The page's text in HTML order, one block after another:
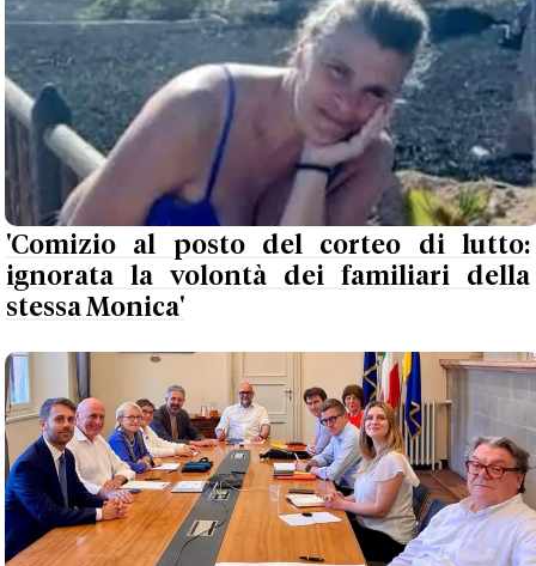
'Comizio al posto del corteo di lutto:
ignorata la volontà dei familiari della
stessa Monica'